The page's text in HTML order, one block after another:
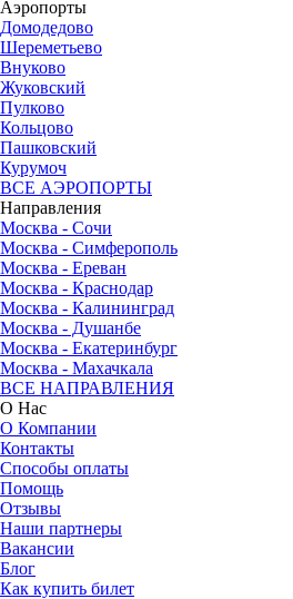
Аэропорты
Домодедово
Шереметьево
Внуково
Жуковский
Пулково
Кольцово
Пашковский
Курумоч
ВСЕ АЭРОПОРТЫ
Направления
Москва - Сочи
Москва - Симферополь
Москва - Ереван
Москва - Краснодар
Москва - Калининград
Москва - Душанбе
Москва - Екатеринбург
Москва - Махачкала
ВСЕ НАПРАВЛЕНИЯ
О Нас
О Компании
Контакты
Способы оплаты
Помощь
Отзывы
Наши партнеры
Вакансии
Блог
Как купить билет